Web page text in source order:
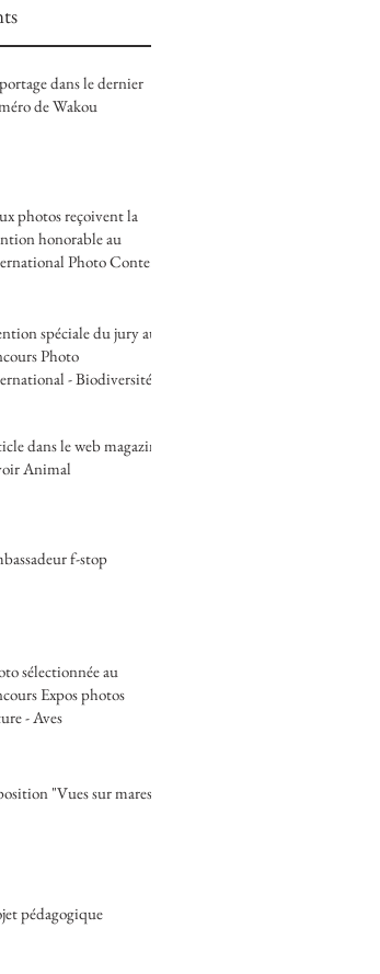
dans le dernier
de Wakou
photos reçoivent la
honorable au
Photo Contest
spéciale du jury au
Photo
- Biodiversité,
dans le web magazine
Animal
f-stop
sélectionnée au
Expos photos
- Aves
"Vues sur mares"
pédagogique